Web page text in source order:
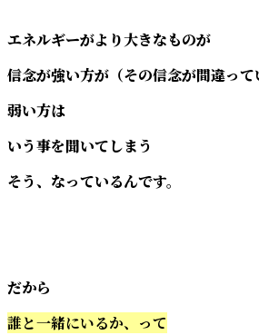
エネルギーがより大きなものが
信念が強い方が（その信念が間違って
弱い方は
いう事を聞いてしまう
そう、なっているんです。
だから
誰と一緒にいるか、って